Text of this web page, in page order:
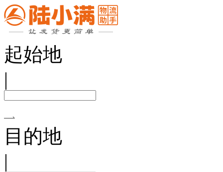
起始地
|
目的地
|